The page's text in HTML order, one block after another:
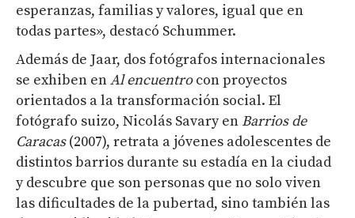
esperanzas, familias y valores, igual que en
todas partes», destacó Schummer.
Además de Jaar, dos fotógrafos internacionales
se exhiben enAl encuentrocon proyectos
orientados a la transformación social. El
fotógrafo suizo, Nicolás Savary en Barrios de
Caracas(2007), retrata a jóvenes adolescentes de
distintos barrios durante su estadía en la ciudad
y descubre que son personas que no solo viven
las dificultades de la pubertad, sino también las